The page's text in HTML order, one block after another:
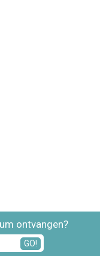
ontvangen?
GO!